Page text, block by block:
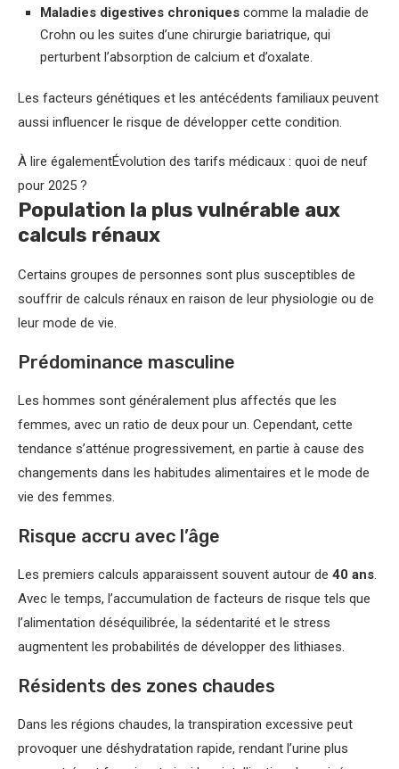
Maladies digestives chroniques comme la maladie de
Crohn ou les suites d’une chirurgie bariatrique, qui
perturbent l’absorption de calcium et d’oxalate.
Les facteurs génétiques et les antécédents familiaux peuvent
aussi influencer le risque de développer cette condition.
À lire égalementÉvolution des tarifs médicaux : quoi de neuf
pour 2025 ?
Population la plus vulnérable aux
calculs rénaux
Certains groupes de personnes sont plus susceptibles de
souffrir de calculs rénaux en raison de leur physiologie ou de
leur mode de vie.
Prédominance masculine
Les hommes sont généralement plus affectés que les
femmes, avec un ratio de deux pour un. Cependant, cette
tendance s’atténue progressivement, en partie à cause des
changements dans les habitudes alimentaires et le mode de
vie des femmes.
Risque accru avec l’âge
Les premiers calculs apparaissent souvent autour de 40 ans.
Avec le temps, l’accumulation de facteurs de risque tels que
l’alimentation déséquilibrée, la sédentarité et le stress
augmentent les probabilités de développer des lithiases.
Résidents des zones chaudes
Dans les régions chaudes, la transpiration excessive peut
provoquer une déshydratation rapide, rendant l’urine plus